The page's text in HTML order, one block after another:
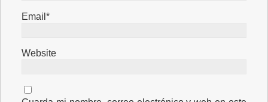
Email*
Website